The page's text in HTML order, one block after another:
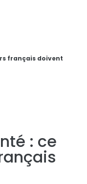
français doivent
: ce